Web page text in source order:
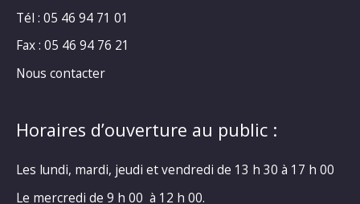
Tél : 05 46 94 71 01
Fax : 05 46 94 76 21
Nous contacter
Horaires d’ouverture au public :
Les lundi, mardi, jeudi et vendredi de 13 h 30 à 17 h 00
Le mercredi de 9 h 00 à 12 h 00.